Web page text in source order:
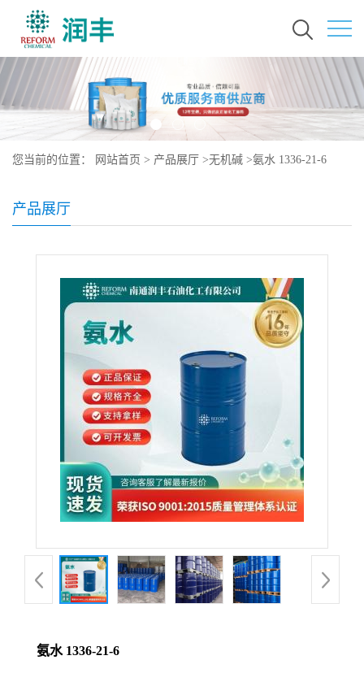
您当前的位置： 网站首页 > 产品展厅 >无机碱 >氨水 1336-21-6
产品展厅
氨水 1336-21-6